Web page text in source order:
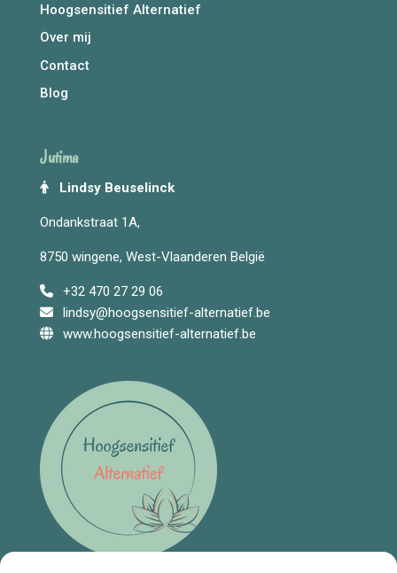
Hoogsensitief Alternatief
Over mij
Contact
Blog
Jutima
Lindsy Beuselinck
Ondankstraat 1A,
8750 wingene, West-Vlaanderen België
+32 470 27 29 06
lindsy@hoogsensitief-alternatief.be
www.hoogsensitief-alternatief.be